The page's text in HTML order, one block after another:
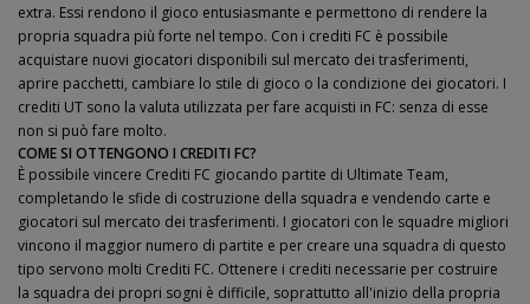
extra. Essi rendono il gioco entusiasmante e permettono di rendere la
propria squadra più forte nel tempo. Con i crediti FC è possibile
acquistare nuovi giocatori disponibili sul mercato dei trasferimenti,
aprire pacchetti, cambiare lo stile di gioco o la condizione dei giocatori. I
crediti UT sono la valuta utilizzata per fare acquisti in FC: senza di esse
non si può fare molto.
COME SI OTTENGONO I CREDITI FC?
È possibile vincere Crediti FC giocando partite di Ultimate Team,
completando le sfide di costruzione della squadra e vendendo carte e
giocatori sul mercato dei trasferimenti. I giocatori con le squadre migliori
vincono il maggior numero di partite e per creare una squadra di questo
tipo servono molti Crediti FC. Ottenere i crediti necessarie per costruire
la squadra dei propri sogni è difficile, soprattutto all'inizio della propria